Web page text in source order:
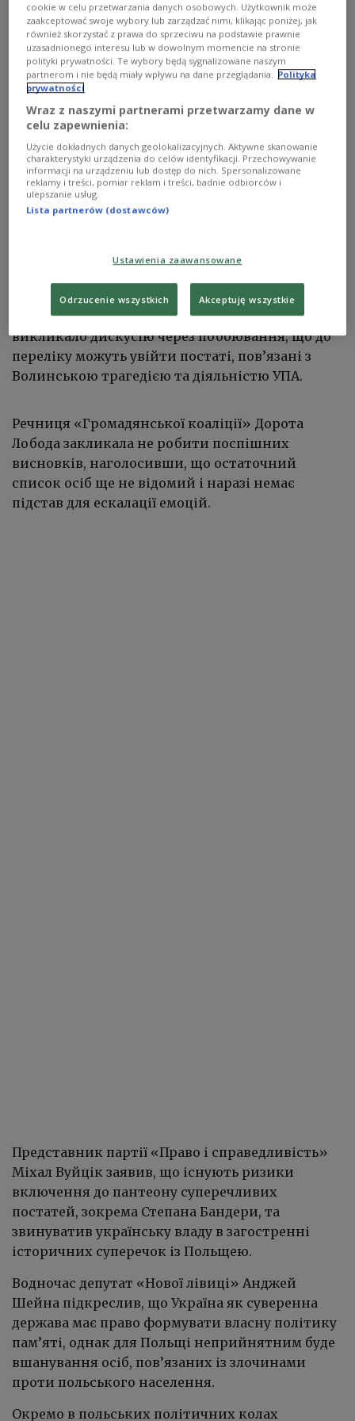
В Україні ухвалено законопроєкт про
планують вшанувати визначних діячів
української історії. У Польщі це рішення
викликало дискусію через побоювання, що до
переліку можуть увійти постаті, пов’язані з
Волинською трагедією та діяльністю УПА.
Речниця «Громадянської коаліції» Дорота
Лобода закликала не робити поспішних
висновків, наголосивши, що остаточний
список осіб ще не відомий і наразі немає
підстав для ескалації емоцій.
Представник партії «Право і справедливість»
Міхал Вуйцік заявив, що існують ризики
включення до пантеону суперечливих
постатей, зокрема Степана Бандери, та
звинуватив українську владу в загостренні
історичних суперечок із Польщею.
Водночас депутат «Нової лівиці» Анджей
Шейна підкреслив, що Україна як суверенна
держава має право формувати власну політику
пам’яті, однак для Польщі неприйнятним буде
вшанування осіб, пов’язаних із злочинами
проти польського населення.
Окремо в польських політичних колах
cookie w celu przetwarzania danych osobowych. Użytkownik może
zaakceptować swoje wybory lub zarządzać nimi, klikając poniżej, jak
również skorzystać z prawa do sprzeciwu na podstawie prawnie
uzasadnionego interesu lub w dowolnym momencie na stronie
polityki prywatności. Te wybory będą sygnalizowane naszym
partnerom i nie będą miały wpływu na dane przeglądania. Polityka
prywatności
Wraz z naszymi partnerami przetwarzamy dane w
celu zapewnienia:
Użycie dokładnych danych geolokalizacyjnych. Aktywne skanowanie
charakterystyki urządzenia do celów identyfikacji. Przechowywanie
informacji na urządzeniu lub dostęp do nich. Spersonalizowane
reklamy i treści, pomiar reklam i treści, badnie odbiorców i
ulepszanie usług.
Lista partnerów (dostawców)
Ustawienia zaawansowane
Odrzucenie wszystkich Akceptuję wszystkie